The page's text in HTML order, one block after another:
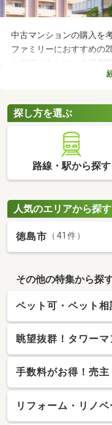
中古マンションの購入を
ファミリーにおすすめの
の個室があれば、生活空
ョンによってお部屋の広
て、希望にぴったりなお
探し方を選ぶ
路線・駅から探す
人気のエリアから探す
徳島市 （41件）
その他の特集から探
ペット可・ペット
眺望抜群！タワー
手数料がお得！売
リフォーム・リノ